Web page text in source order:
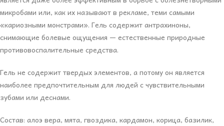
микробами или, как их называют в рекламе, теми самыми
«кариозными монстрами». Гель содержит антрахиноны,
снимающие болевые ощущения — естественные природные
противовоспалительные средства.
Гель не содержит твердых элементов, а потому он является
наиболее предпочтительным для людей с чувствительными
зубами или деснами.
Состав: алоэ вера, мята, гвоздика, кардамон, корица, базилик,